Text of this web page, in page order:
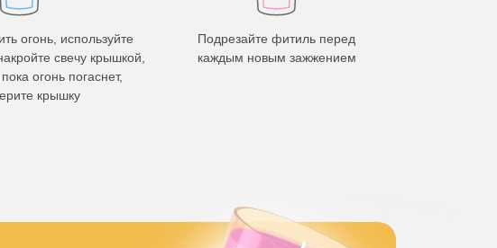
Подрезайте фитиль перед
каждым новым зажжением
огонь, используйте
свечу крышкой,
огонь погаснет,
крышку